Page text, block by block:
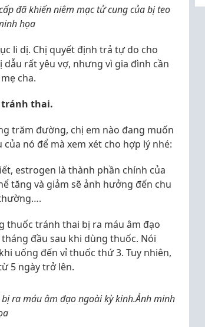
đã khiến niêm mạc tử cung của bị teo
họa
li dị. Chị quyết định trả tự do cho
rất yêu vợ, nhưng vì gia đình cần
cha.
tránh thai.
trăm đường, chị em nào đang muốn
nó để mà xem xét cho hợp lý nhé:
estrogen là thành phần chính của
tăng và giảm sẽ ảnh hưởng đến chu
thuốc tránh thai bị ra máu âm đạo
đầu sau khi dùng thuốc. Nói
uống đến vỉ thuốc thứ 3. Tuy nhiên,
5 ngày trở lên.
ra máu âm đạo ngoài kỳ kinh.Ảnh minh